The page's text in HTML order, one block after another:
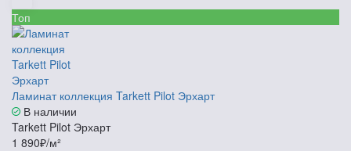
Топ
Ламинат коллекция Tarkett Pilot Эрхарт
В наличии
Tarkett Pilot Эрхарт
1 890₽/м²